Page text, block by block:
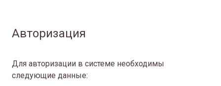
Авторизация
Для авторизации в системе необходимы
следующие данные: